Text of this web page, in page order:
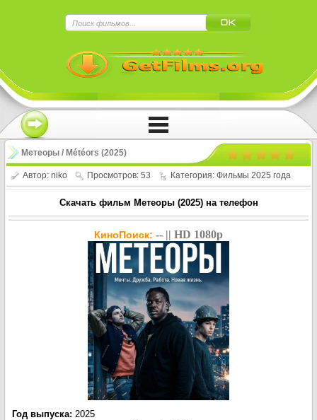
Метеоры / Météors (2025)
Автор: niko Просмотров: 53 Категория: Фильмы 2025 года
Скачать фильм Метеоры (2025) на телефон
КиноПоиск: -- || HD 1080p
Год выпуска: 2025
Нажмите на
!!!Если Вы с телефона сперва нажмите на
троеточие в правом верхнем углу!!!